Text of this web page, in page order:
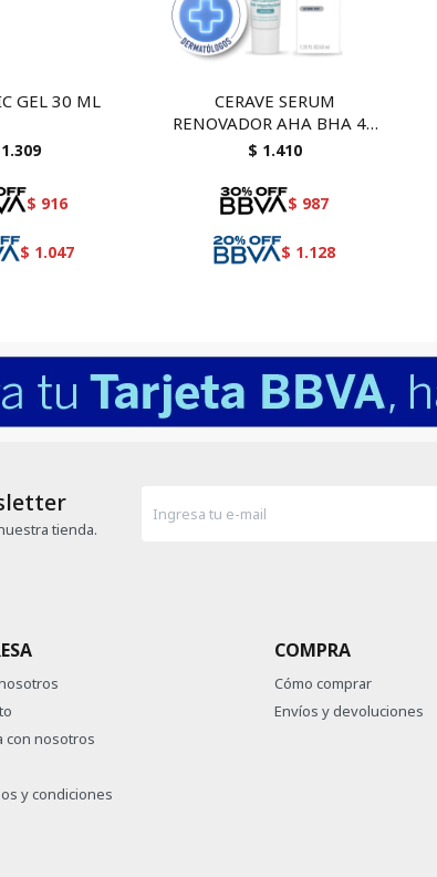
GEL 30 ML
1.309
$ 916
$ 1.047
CERAVE SERUM
RENOVADOR AHA BHA 40
ML - Exfoliación suave e
renovada
$ 1.410
$ 987
$ 1.128
tienda.
con nosotros
y condiciones
COMPRA
Cómo comprar
Envíos y devoluciones